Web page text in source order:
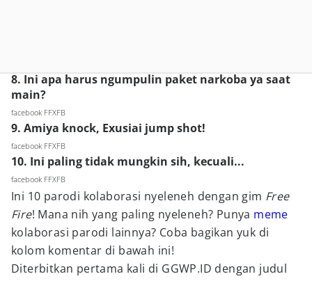
8. Ini apa harus ngumpulin paket narkoba ya saat
main?
facebook FFXFB
9. Amiya knock, Exusiai jump shot!
facebook FFXFB
10. Ini paling tidak mungkin sih, kecuali...
facebook FFXFB
Ini 10 parodi kolaborasi nyeleneh dengan gim Free
Fire! Mana nih yang paling nyeleneh? Punya meme
kolaborasi parodi lainnya? Coba bagikan yuk di
kolom komentar di bawah ini!
Diterbitkan pertama kali di GGWP.ID dengan judul